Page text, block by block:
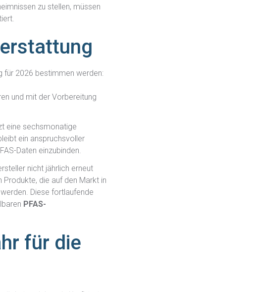
zu stellen, müssen
für 2026 bestimmen werden:
und mit der Vorbereitung
eine sechsmonatige
ein anspruchsvoller
Daten einzubinden.
nicht jährlich erneut
Produkte, die auf den Markt in
Diese fortlaufende
PFAS-
für die